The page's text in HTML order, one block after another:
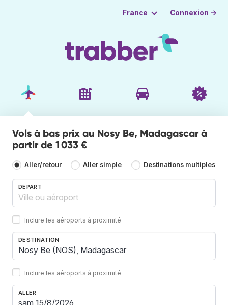
France Connexion →
Vols à bas prix au Nosy Be, Madagascar à
partir de 1 033 €
Aller/retour Aller simple Destinations multiples
DÉPART
Inclure les aéroports à proximité
DESTINATION
Inclure les aéroports à proximité
ALLER